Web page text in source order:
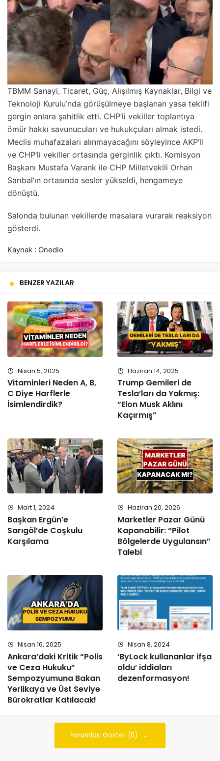
TBMM Sanayi, Ticaret, Güç, Alışılmış Kaynaklar, Bilgi ve
Teknoloji Kurulu’nda görüşülmeye başlanan yasa teklifi
gergin anlara şahitlik etti. CHP’li vekiller toplantıya
ömür hakkı savunucuları ve hukukçuları almak istedi.
Meclis muhafazaları alınmayacağını söyleyince AKP’li
ve CHP’li vekiller ortasında gerginlik çıktı. Komisyon
Başkanı Mustafa Varank ile CHP Milletvekili Orhan
Sarıbal’ın ortasında sesler yükseldi, hengameye
dönüştü.
Salonda bulunan vekillerde masalara vurarak reaksiyon
gösterdi.
Kaynak : Onedio
BENZER YAZILAR
Nisan 5, 2025
Vitaminleri Neden A, B,
C Diye Harflerle
İsimlendirdik?
Haziran 14, 2025
Trump Gemileri de
Tesla’ları da Yakmış:
“Elon Musk Aklını
Kaçırmış”
Mart 1, 2024
Başkan Ergün’e
Sarıgöl’de Coşkulu
Karşılama
Haziran 20, 2026
Marketler Pazar Günü
Kapanabilir: “Pilot
Bölgelerde Uygulansın”
Talebi
Nisan 16, 2025
Ankara’daki Kritik “Polis
ve Ceza Hukuku”
Sempozyumuna Bakan
Yerlikaya ve Üst Seviye
Bürokratlar Katılacak!
Nisan 8, 2024
‘ByLock kullananlar ifşa
oldu’ iddiaları
dezenformasyon!
Yorumları Göster (0)